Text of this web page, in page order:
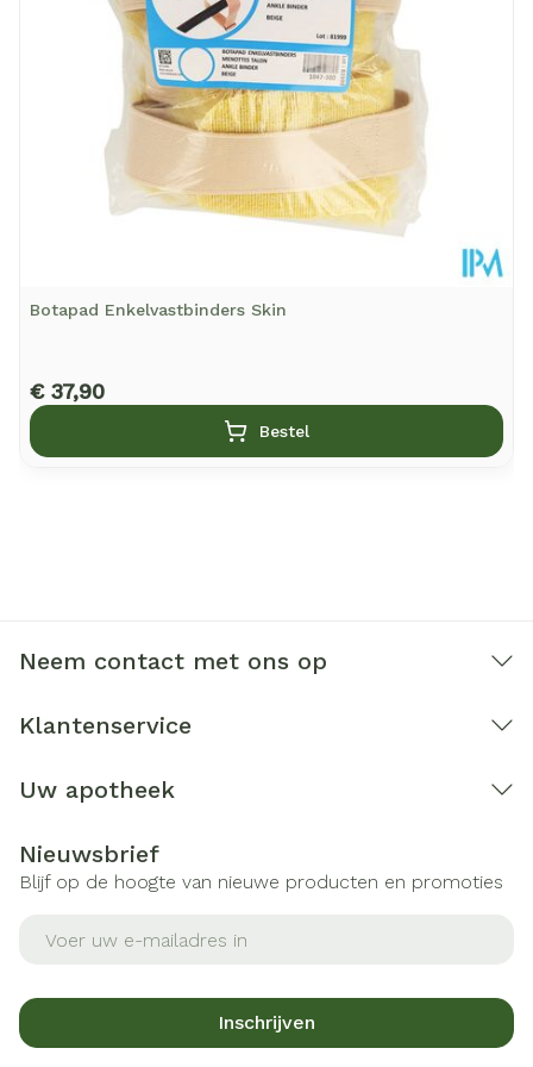
Kamertemperatuur (15°C - 25°C)
Botapad Enkelvastbinders Skin
€ 37,90
Bestel
Neem contact met ons op
Klantenservice
Uw apotheek
Nieuwsbrief
Blijf op de hoogte van nieuwe producten en promoties
Inschrijven